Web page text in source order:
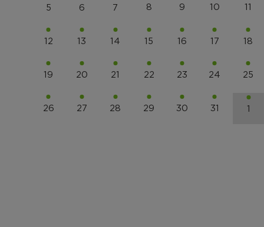
5 6 7 8 9 10 11
12 13 14 15 16 17 18
19 20 21 22 23 24 25
26 27 28 29 30 31 1